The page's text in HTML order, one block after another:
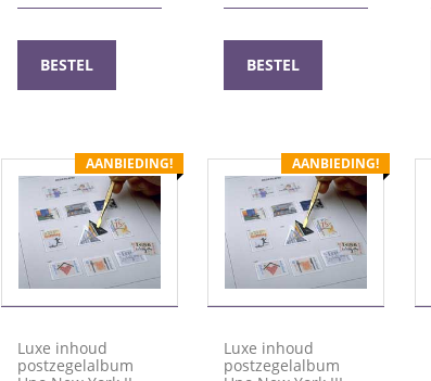
prijs
€ 170,00.
prijs
BESTEL
prijs
€ 180,00.
prijs
BESTEL
AANBIEDING!
Luxe inhoud
postzegelalbum
AANBIEDING!
Luxe inhoud
postzegelalbum